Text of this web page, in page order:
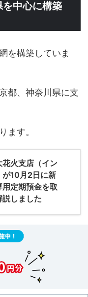
中心に構築
を構築していま
都、神奈川県に支
ます。
火支店（イン
が10月2日に新
定期預金を取
説しました